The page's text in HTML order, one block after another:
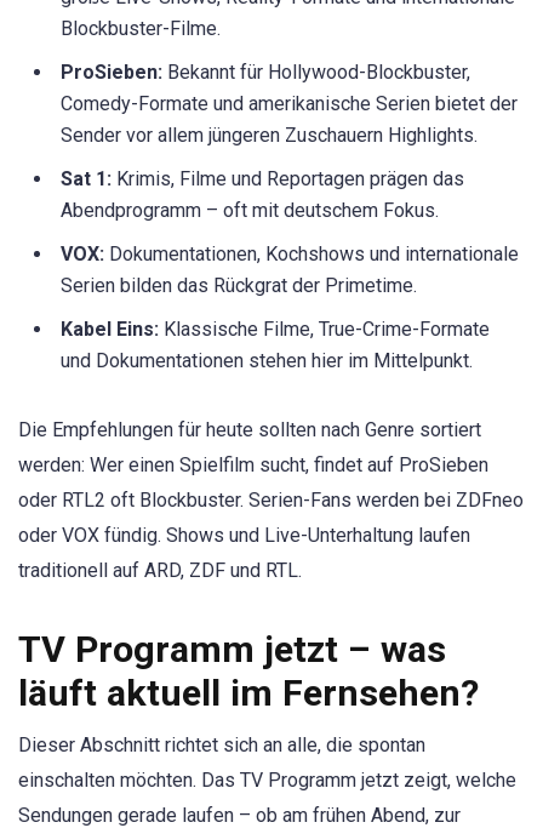
Blockbuster-Filme.
ProSieben: Bekannt für Hollywood-Blockbuster,
Comedy-Formate und amerikanische Serien bietet der
Sender vor allem jüngeren Zuschauern Highlights.
Sat 1: Krimis, Filme und Reportagen prägen das
Abendprogramm – oft mit deutschem Fokus.
VOX: Dokumentationen, Kochshows und internationale
Serien bilden das Rückgrat der Primetime.
Kabel Eins: Klassische Filme, True-Crime-Formate
und Dokumentationen stehen hier im Mittelpunkt.
Die Empfehlungen für heute sollten nach Genre sortiert
werden: Wer einen Spielfilm sucht, findet auf ProSieben
oder RTL2 oft Blockbuster. Serien-Fans werden bei ZDFneo
oder VOX fündig. Shows und Live-Unterhaltung laufen
traditionell auf ARD, ZDF und RTL.
TV Programm jetzt – was
läuft aktuell im Fernsehen?
Dieser Abschnitt richtet sich an alle, die spontan
einschalten möchten. Das TV Programm jetzt zeigt, welche
Sendungen gerade laufen – ob am frühen Abend, zur